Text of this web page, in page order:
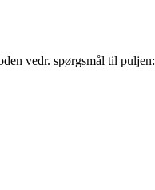
vedr. spørgsmål til puljen: